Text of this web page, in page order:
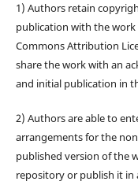
1) Authors retain
publication with the work
Commons Attribution
share the work with an
and initial publication in
2) Authors are able to
arrangements for the
published version of the
repository or publish it